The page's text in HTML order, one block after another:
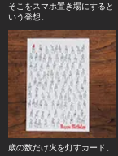
そこをスマホ置き場にすると
いう発想。
歳の数だけ火を灯すカード。